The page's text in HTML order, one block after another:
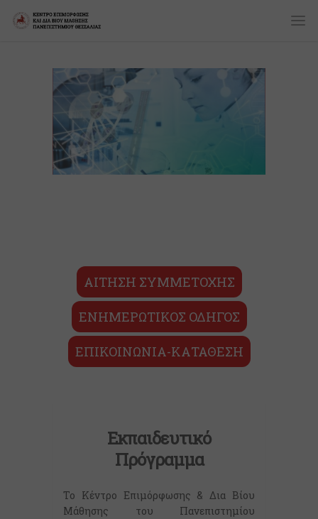
ΑΙΤΗΣΗ ΣΥΜΜΕΤΟΧΗΣ
ΕΝΗΜΕΡΩΤΙΚΟΣ ΟΔΗΓΟΣ
ΕΠΙΚΟΙΝΩΝΙΑ-ΚΑΤΑΘΕΣΗ
Εκπαιδευτικό
Πρόγραμμα
Το Κέντρο Επιμόρφωσης & Δια Βίου
Μάθησης του Πανεπιστημίου